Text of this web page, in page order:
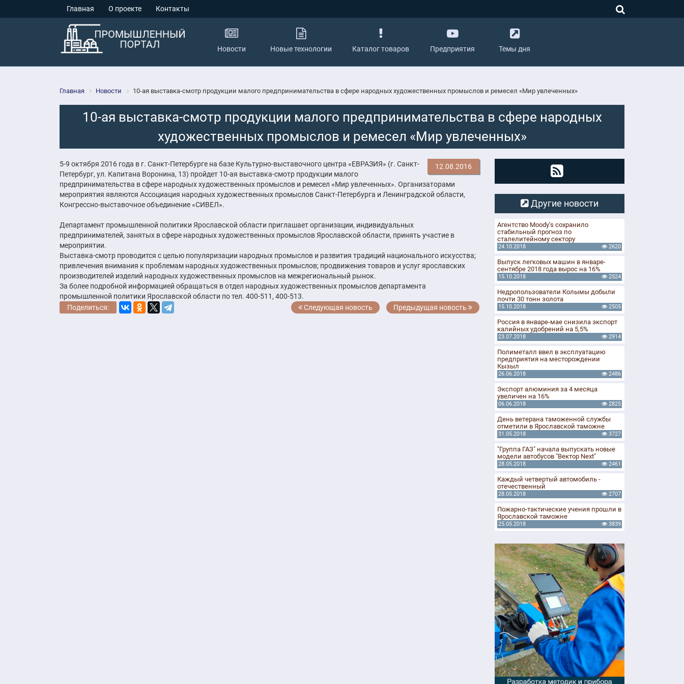
Главная О проекте Контакты
Новости Новые технологии Каталог товаров Предприятия Темы дня
Главная Новости 10-ая выставка-смотр продукции малого предпринимательства в сфере народных художественных промыслов и ремесел «Мир увлеченных»
10-ая выставка-смотр продукции малого предпринимательства в сфере народных
художественных промыслов и ремесел «Мир увлеченных»
12.08.2016
5-9 октября 2016 года в г. Санкт-Петербурге на базе Культурно-выставочного центра «ЕВРАЗИЯ» (г. Санкт-
Петербург, ул. Капитана Воронина, 13) пройдет 10-ая выставка-смотр продукции малого
предпринимательства в сфере народных художественных промыслов и ремесел «Мир увлеченных». Организаторами
мероприятия являются Ассоциация народных художественных промыслов Санкт-Петербурга и Ленинградской области,
Конгрессно-выставочное объединение «СИВЕЛ».
Департамент промышленной политики Ярославской области приглашает организации, индивидуальных
предпринимателей, занятых в сфере народных художественных промыслов Ярославской области, принять участие в
мероприятии.
Выставка-смотр проводится с целью популяризации народных промыслов и развития традиций национального искусства;
привлечения внимания к проблемам народных художественных промыслов; продвижения товаров и услуг ярославских
производителей изделий народных художественных промыслов на межрегиональный рынок.
За более подробной информацией обращаться в отдел народных художественных промыслов департамента
промышленной политики Ярославской области по тел. 400-511, 400-513.
Поделиться:
Следующая новость Предыдущая новость
Другие новости
Агентство Moody's сохранило
стабильный прогноз по
сталелитейному сектору
24.10.2018 2620
Выпуск легковых машин в январе-
сентябре 2018 года вырос на 16%
15.10.2018 2524
Недропользователи Колымы добыли
почти 30 тонн золота
15.10.2018 2505
Россия в январе-мае снизила экспорт
калийных удобрений на 5,5%
23.07.2018 2914
Полиметалл ввел в эксплуатацию
предприятия на месторождении
Кызыл
26.06.2018 2486
Экспорт алюминия за 4 месяца
увеличен на 16%
06.06.2018 2825
День ветерана таможенной службы
отметили в Ярославской таможне
31.05.2018 3727
"Группа ГАЗ" начала выпускать новые
модели автобусов "Вектор Next"
28.05.2018 2461
Каждый четвертый автомобиль -
отечественный
28.05.2018 2707
Пожарно-тактические учения прошли в
Ярославской таможне
25.05.2018 3839